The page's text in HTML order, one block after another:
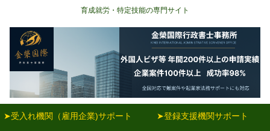
育成就労・特定技能の専門サイト
➤受入れ機関（雇用企業)サポート ➤登録支援機関サポート